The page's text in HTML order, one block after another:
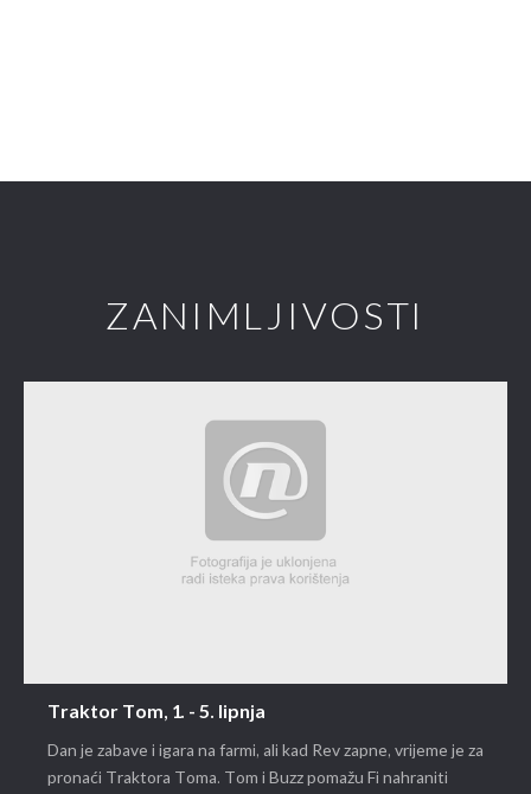
ZANIMLJIVOSTI
Traktor Tom, 1. - 5. lipnja
Dan je zabave i igara na farmi, ali kad Rev zapne, vrijeme je za
pronaći Traktora Toma. Tom i Buzz pomažu Fi nahraniti